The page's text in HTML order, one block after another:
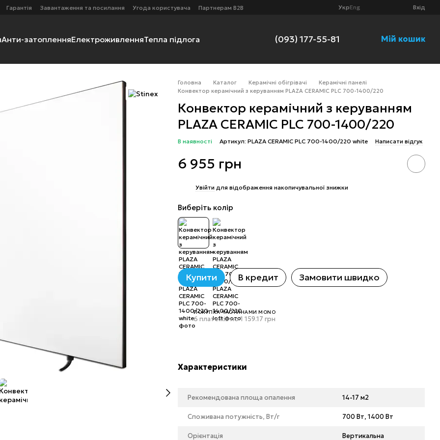
Гарантія Завантаження та посилання Угода користувача Партнерам B2B УкрEng Вхід
Анти-затопленняЕлектроживленняТепла підлога (093) 177-55-81 Мій кошик
Головна Каталог Керамічні обігрівачі
Керамічні панелі
Конвектор керамічний з керуванням PLAZA CERAMIC PLC 700-1400/220
Конвектор керамічний з керуванням
PLAZA CERAMIC PLC 700-1400/220
В наявності Артикул: PLAZA CERAMIC PLC 700-1400/220 white Написати відгук
6 955 грн
Увійти для відображення накопичувальної знижки
Виберіть колір
Купити В кредит Замовити швидко
ПОКУПКА ЧАСТИНАМИ MONO
6 платежів по 1 159.17 грн
Характеристики
Рекомендована площа опалення 14-17 м2
Споживана потужність, Вт/г 700 Вт, 1400 Вт
Орієнтація Вертикальна